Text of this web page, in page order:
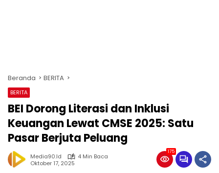
Beranda BERITA
BERITA
BEI Dorong Literasi dan Inklusi
Keuangan Lewat CMSE 2025: Satu
Pasar Berjuta Peluang
Media90.id
4 Min Baca
Oktober 17, 2025
175